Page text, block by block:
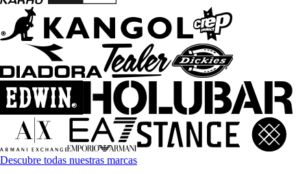
Descubre todas nuestras marcas